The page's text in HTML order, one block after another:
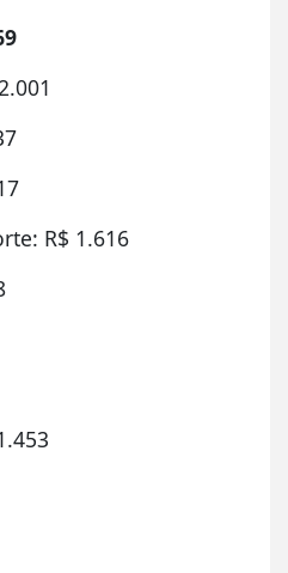
R$ 1.616